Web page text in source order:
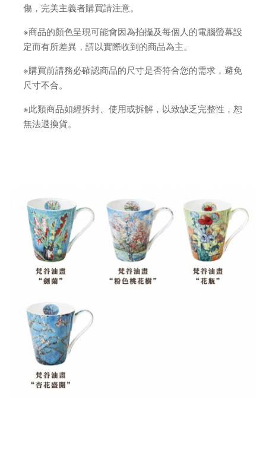
傷，完美主義者購買請注意。
※商品的顏色呈現可能會因為拍攝及每個人的電腦螢幕設
定而有所差異，請以實際收到的商品為主。
※購買前請務必確認商品的尺寸是否符合您的需求，避免
尺寸不合。
※此類商品如經拆封、使用或拆解，以致缺乏完整性，恕
無法退換貨。